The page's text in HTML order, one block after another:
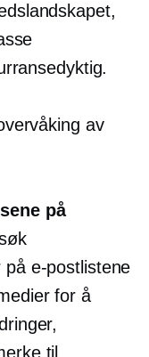
av
på
på e-postlistene
for å
til